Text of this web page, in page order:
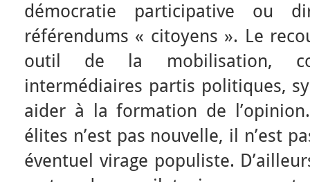
démocratie participative ou
référendums « citoyens ». Le
outil de la mobilisation,
intermédiaires partis politiques,
aider à la formation de
élites n’est pas nouvelle, il n’est
éventuel virage populiste.